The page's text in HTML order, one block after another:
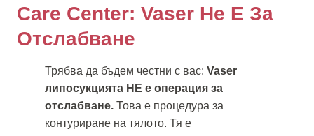
Care Center: Vaser Не Е За
Отслабване
Трябва да бъдем честни с вас: Vaser
липосукцията НЕ е операция за
отслабване. Това е процедура за
контуриране на тялото. Тя е